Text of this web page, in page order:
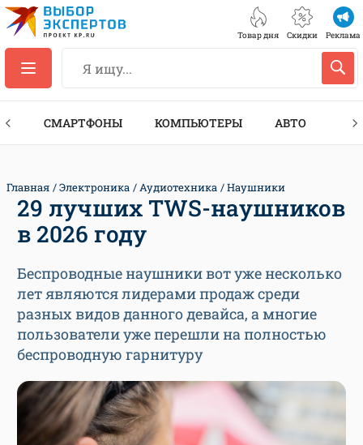
Товар дня Скидки Реклама
СМАРТФОНЫ КОМПЬЮТЕРЫ АВТО
Главная Электроника Аудиотехника Наушники
29 лучших TWS-наушников
в 2026 году
Беспроводные наушники вот уже несколько
лет являются лидерами продаж среди
разных видов данного девайса, а многие
пользователи уже перешли на полностью
беспроводную гарнитуру